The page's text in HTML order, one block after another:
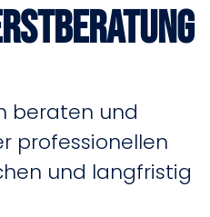
beraten und
professionellen
und langfristig